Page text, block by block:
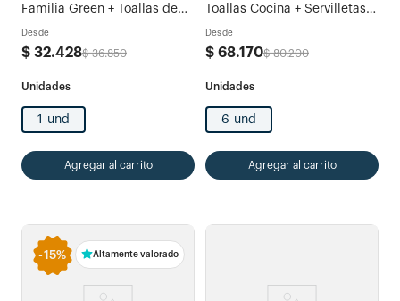
Familia Green + Toallas de
Cocina Familia Green
Desde
$ 32.428$ 36.850
1 und
Agregar al carrito
Toallas Cocina + Servilletas +
Pañuelos Gripales Familia
Desde
$ 68.170$ 80.200
6 und
Agregar al carrito
-15% Altamente valorado